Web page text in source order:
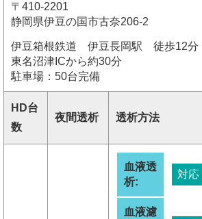
〒410-2201
静岡県伊豆の国市古奈206-2
伊豆箱根鉄道 伊豆長岡駅 徒歩12分
東名沼津ICから約30分
駐車場：50台完備
HD台
数
夜間透析 透析方法
血液透
析:
対応
血液濾